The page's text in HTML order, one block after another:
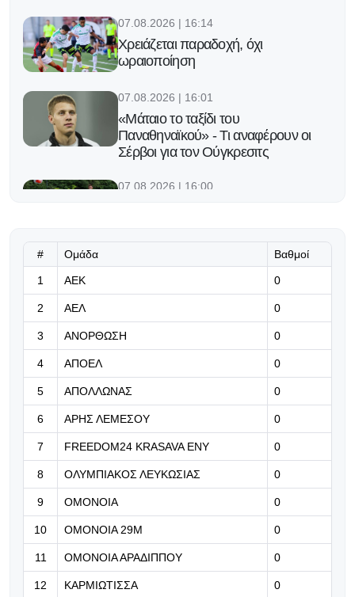
07.08.2026 | 16:14
Χρειάζεται παραδοχή, όχι
ωραιοποίηση
07.08.2026 | 16:01
«Μάταιο το ταξίδι του
Παναθηναϊκού» - Τι αναφέρουν οι
Σέρβοι για τον Ούγκρεσιτς
07.08.2026 | 16:00
Ο Τόνεϊ κρίθηκε κατηγορούμενος για
την επίθεση σε μπαρ του Λονδίνου
07.08.2026 | 15:35
Ετοιμάζεται για τη «γαλαζοκίτρινη»
07.08.2026 | 15:22
Αυστηρό μήνυμα Μαραγκού σε
μάνατζερ για διαρροές
Ο Μέσι βάζει τέλος στις φήμες για
την μεταγραφή του γιου στην
Μπαρτσελόνα με μια viral απάντηση
# Ομάδα Βαθμοί
1 ΑΕΚ 0
2 ΑΕΛ 0
3 ΑΝΟΡΘΩΣΗ 0
4 ΑΠΟΕΛ 0
5 ΑΠΟΛΛΩΝΑΣ 0
6 ΑΡΗΣ ΛΕΜΕΣΟΥ 0
7 FREEDOM24 KRASAVA ΕΝΥ 0
8 ΟΛΥΜΠΙΑΚΟΣ ΛΕΥΚΩΣΙΑΣ 0
9 ΟΜΟΝΟΙΑ 0
10 ΟΜΟΝΟΙΑ 29Μ 0
11 ΟΜΟΝΟΙΑ ΑΡΑΔΙΠΠΟΥ 0
12 ΚΑΡΜΙΩΤΙΣΣΑ 0